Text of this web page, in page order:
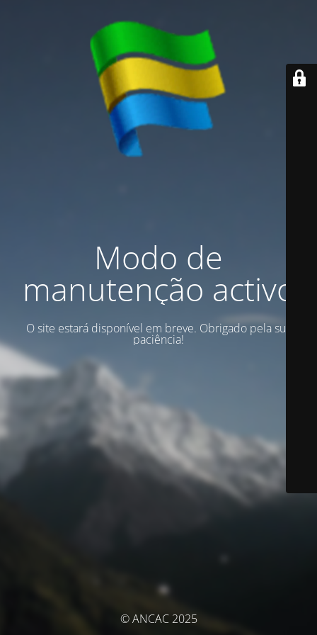
Modo de
manutenção activo
O site estará disponível em breve. Obrigado pela sua
paciência!
© ANCAC 2025